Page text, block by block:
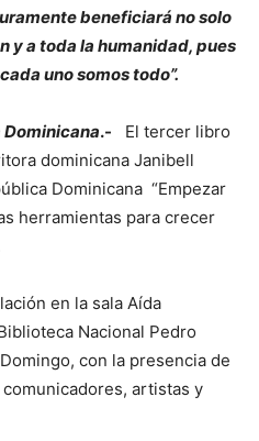
beneficiará no solo
y a toda la humanidad, pues
uno somos todo”.
.- El tercer libro
dominicana Janibell
Dominicana “Empezar
herramientas para crecer
en la sala Aída
Nacional Pedro
con la presencia de
artistas y